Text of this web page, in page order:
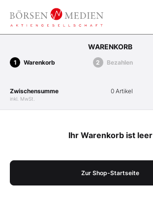
WARENKORB
Warenkorb Bezahlen
Zwischensumme
inkl. MwSt.
0 Artikel
Ihr Warenkorb ist leer
Zur Shop-Startseite